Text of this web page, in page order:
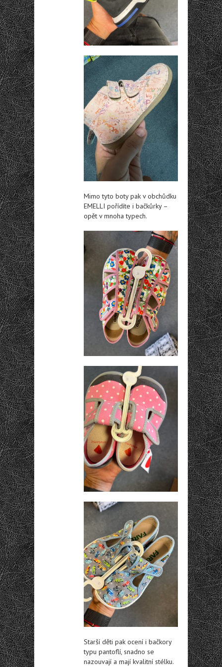
Mimo tyto boty pak v obchůdku
EMELLI pořídíte i bačkůrky –
opět v mnoha typech.
Starší děti pak ocení i bačkory
typu pantoflí, snadno se
nazouvají a mají kvalitní stélku.